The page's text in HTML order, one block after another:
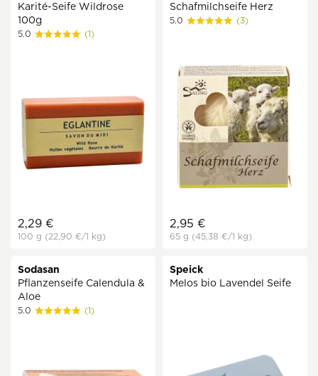
Karité-Seife Wildrose
100g
5.0 (1)
2,29 €
100 g (22,90 €/1 kg)
Schafmilchseife Herz
5.0 (3)
2,95 €
65 g (45,38 €/1 kg)
Sodasan
Pflanzenseife Calendula &
Aloe
5.0 (1)
Speick
Melos bio Lavendel Seife